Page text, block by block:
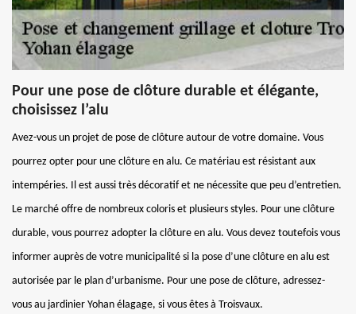
Pour une pose de clôture durable et élégante,
choisissez l’alu
Avez-vous un projet de pose de clôture autour de votre domaine. Vous
pourrez opter pour une clôture en alu. Ce matériau est résistant aux
intempéries. Il est aussi très décoratif et ne nécessite que peu d’entretien.
Le marché offre de nombreux coloris et plusieurs styles. Pour une clôture
durable, vous pourrez adopter la clôture en alu. Vous devez toutefois vous
informer auprès de votre municipalité si la pose d’une clôture en alu est
autorisée par le plan d’urbanisme. Pour une pose de clôture, adressez-
vous au jardinier Yohan élagage, si vous êtes à Troisvaux.